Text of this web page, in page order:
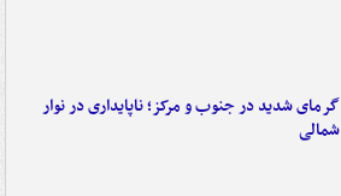
گرمای شدید در جنوب و مرکز؛ ناپایداری در نوار
شمالی